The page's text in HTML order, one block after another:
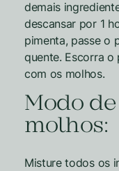
demais
descansar por 1
pimenta, passe o
quente. Escorra o
com os molhos.
Modo
molhos:
Misture todos os